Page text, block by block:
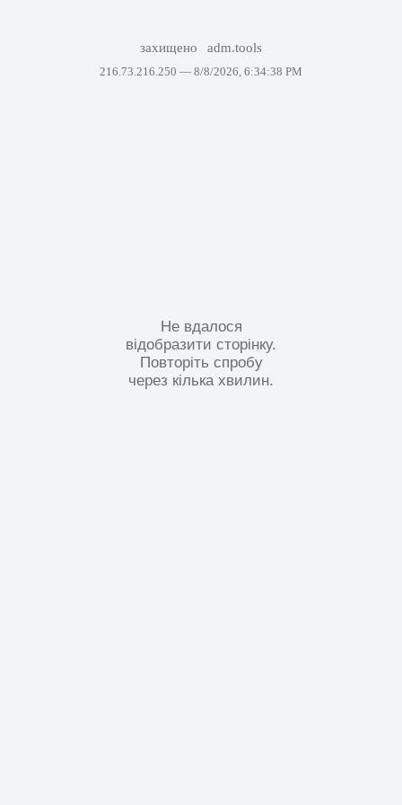
захищено adm.tools
216.73.216.250 — 8/8/2026, 6:34:38 PM
Не вдалося
відобразити сторінку.
Повторіть спробу
через кілька хвилин.